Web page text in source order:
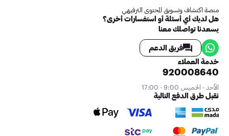
منصة اكتشاف وتسويق المحتوى الترفيهي
هل لديك أي أسئلة أو استفسارات أخرى؟
يسعدنا تواصلك معنا
فريق الدعم
خدمة العملاء
920008640
الأحد - الخميس 9:00 - 17:00
نقبل طرق الدفع التالية